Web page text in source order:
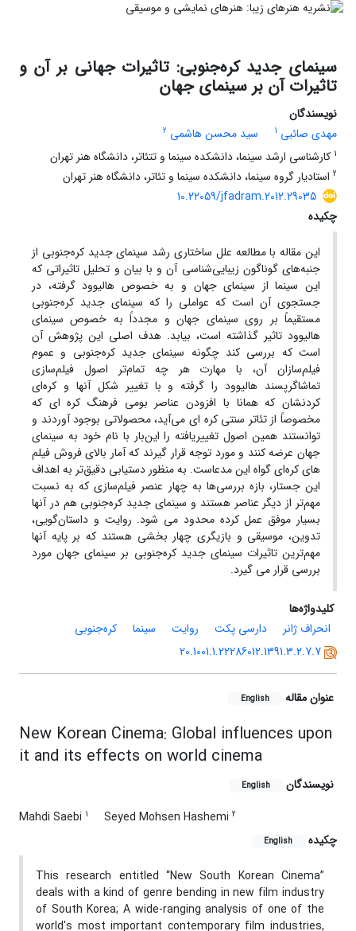
سینمای جدید کره‌جنوبی: تاثیرات جهانی بر آن و
تاثیرات آن بر سینمای جهان
نویسندگان
مهدی صائبی 1 سید محسن هاشمی 2
1 کارشناسی ارشد سینما، دانشکده سینما و تتئاتر، دانشگاه هنر تهران
2 استادیار گروه سینما، دانشکده سینما و تئاتر، دانشگاه هنر تهران
10.22059/jfadram.2012.29035
چکیده
این مقاله با مطالعه علل ساختاری رشد سینمای جدید کره‌جنوبی از
جنبه‌های گوناگون زیبایی‌شناسی آن و با بیان و تحلیل تاثیراتی که
این سینما از سینمای جهان و به خصوص هالیوود گرفته، در
جستجوی آن است که عواملی را که سینمای جدید کره‌جنوبی
مستقیماً بر روی سینمای جهان و مجدداً به خصوص سینمای
هالیوود تاثیر گذاشته است، بیابد. هدف اصلی این پژوهش آن
است که بررسی کند چگونه سینمای جدید کره‌جنوبی و عموم
فیلم‌سازان آن، با مهارت هر چه تمام‌تر اصول فیلم‌سازی
تماشاگرپسند هالیوود را گرفته و با تغییر شکل آنها و کره‌ای
کردنشان که همانا با افزودن عناصر بومی فرهنگ کره ای که
مخصوصاً از تئاتر سنتی کره ای می‌آید، محصولاتی بوجود آوردند و
توانستند همین اصول تغییریافته را این‌بار با نام خود به سینمای
جهان عرضه کنند و مورد توجه قرار گیرند که آمار بالای فروش فیلم
های کره‌ای گواه این مدعاست. به منظور دستیابی دقیق‌تر به اهداف
این جستار، بازه بررسی‌ها به چهار عنصر فیلم‌سازی که به نسبت
مهم‌تر از دیگر عناصر هستند و سینمای جدید کره‌جنوبی هم در آنها
بسیار موفق عمل کرده محدود می شود. روایت و داستان‌گویی،
تدوین، موسیقی و بازیگری چهار بخشی هستند که بر پایه آنها
مهم‌ترین تاثیرات سینمای جدید کره‌جنوبی بر سینمای جهان مورد
بررسی قرار می گیرد.
کلیدواژه‌ها
انحراف ژانر
دارسی پکت روایت سینما
کره‌جنوبی
20.1001.1.22286012.1391.3.2.7.7
عنوان مقاله English
New Korean Cinema: Global influences upon
it and its effects on world cinema
نویسندگان English
Mahdi Saebi 1 Seyed Mohsen Hashemi 2
چکیده English
This research entitled “New South Korean Cinema”
deals with a kind of genre bending in new film industry
of South Korea; A wide-ranging analysis of one of the
world's most important contemporary film industries,